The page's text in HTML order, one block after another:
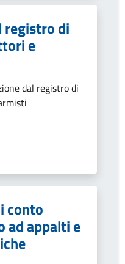
registro di
e
dal registro di
conto
ad appalti e